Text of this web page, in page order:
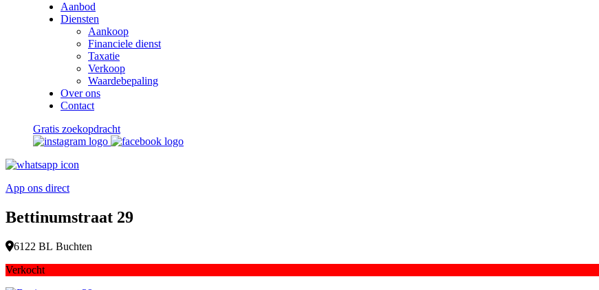
Aanbod
Diensten
Aankoop
Financiele dienst
Taxatie
Verkoop
Waardebepaling
Over ons
Contact
Gratis zoekopdracht
App ons direct
Bettinumstraat 29
6122 BL Buchten
Verkocht